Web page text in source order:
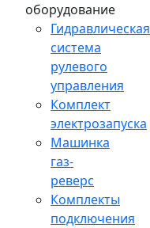
оборудование
Гидравлическая
система
рулевого
управления
Комплект
электрозапуска
Машинка
газ-
реверс
Комплекты
подключения